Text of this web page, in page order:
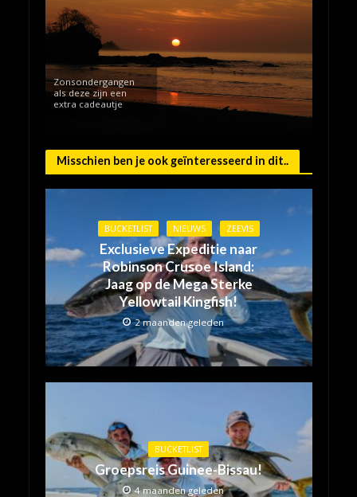
Zonsondergangen
als deze zijn een
extra cadeautje
Misschien ben je ook geïnteresseerd in dit..
BUCKETLIST NIEUWS ZEEVIS
Exclusieve Expeditie naar
Robinson Crusoe Island:
Jaag op de Mega Sterke
Yellowtail Kingfish!
2 maanden geleden
BUCKETLIST
Groepsreis Guinee-Bissau!
4 maanden geleden